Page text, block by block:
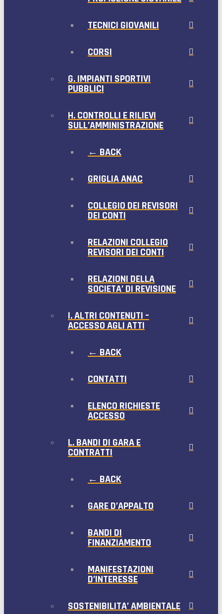
TECNICI GIOVANILI
CORSI
G. IMPIANTI SPORTIVI
PUBBLICI
H. CONTROLLI E RILIEVI
SULL’AMMINISTRAZIONE
← BACK
GRIGLIA ANAC
COLLEGIO DEI REVISORI
DEI CONTI
RELAZIONI COLLEGIO
REVISORI DEI CONTI
RELAZIONI DELLA
SOCIETA’ DI REVISIONE
I. ALTRI CONTENUTI –
ACCESSO AGLI ATTI
← BACK
CONTATTI
ELENCO RICHIESTE
ACCESSO
L. BANDI DI GARA E
CONTRATTI
← BACK
GARE D’APPALTO
BANDI DI
FINANZIAMENTO
MANIFESTAZIONI
D’INTERESSE
SOSTENIBILITA’ AMBIENTALE